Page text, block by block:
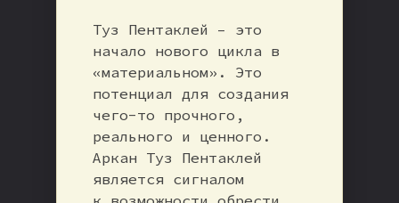
Туз Пентаклей – это
начало нового цикла в
«материальном». Это
потенциал для создания
чего-то прочного,
реального и ценного.
Аркан Туз Пентаклей
является сигналом